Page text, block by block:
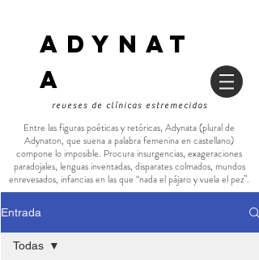
ADYNAT
a
reveses de clínicas estremecidas
Entre las figuras poéticas y retóricas, Adynata (plural de
Adynaton, que suena a palabra femenina en castellano)
compone lo imposible. Procura insurgencias, exageraciones
paradojales, lenguas inventadas, disparates colmados, mundos
enrevesados, infancias en las que “nada el pájaro y vuela el pez”.
Entrada
Todas